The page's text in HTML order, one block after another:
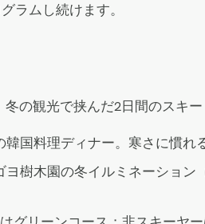
ラムし続けます。
の観光で挟んだ2日間のスキー
国料理ディナー。寒さに慣れ
樹木園の冬イルミネーション